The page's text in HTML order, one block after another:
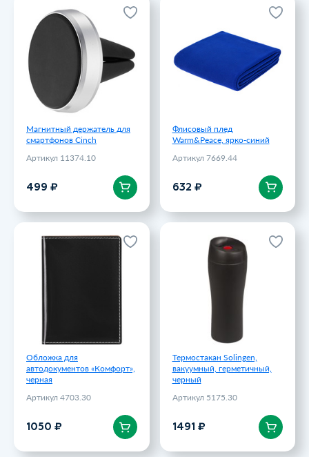
Магнитный держатель для
смартфонов Cinch
Артикул 11374.10
499 ₽
Магнитный держатель для
смартфонов Cinch
Артикул 11374.10
499 ₽
В корзину
Флисовый плед
Warm&Peace, ярко-синий
Артикул 7669.44
632 ₽
Флисовый плед
Warm&Peace, ярко-синий
Артикул 7669.44
632 ₽
В корзину
Обложка для
автодокументов «Комфорт»,
черная
Артикул 4703.30
1050 ₽
Обложка для
автодокументов «Комфорт»,
черная
Артикул 4703.30
1050 ₽
В корзину
Термостакан Solingen,
вакуумный, герметичный,
черный
Артикул 5175.30
1491 ₽
Термостакан Solingen,
вакуумный, герметичный,
Артикул 5175.30
В корзину